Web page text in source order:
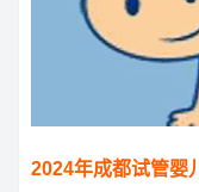
2024年成都试管婴